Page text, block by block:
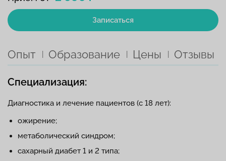
Записаться
Опыт Образование Цены Отзывы
Специализация:
Диагностика и лечение пациентов (с 18 лет):
ожирение;
метаболический синдром;
сахарный диабет 1 и 2 типа;